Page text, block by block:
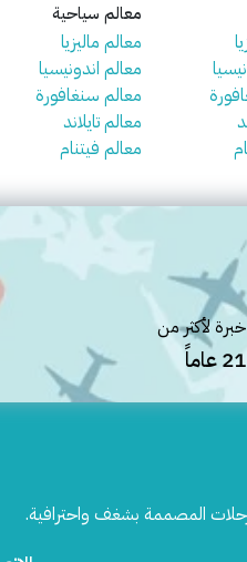
معالم سياحية
معالم ماليزيا
معالم اندونيسيا
معالم سنغافورة
معالم تايلاند
معالم فيتنام
خبرة لأكثر من
21 عاماً
المصممة بشغف واحترافية.